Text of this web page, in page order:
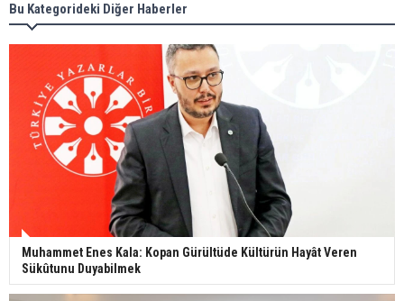
Bu Kategorideki Diğer Haberler
Muhammet Enes Kala: Kopan Gürültüde Kültürün Hayât Veren
Sükûtunu Duyabilmek